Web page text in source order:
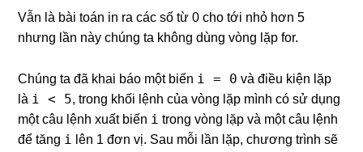
Vẫn là bài toán in ra các số từ 0 cho tới nhỏ hơn 5
nhưng lần này chúng ta không dùng vòng lặp for.
Chúng ta đã khai báo một biến i = 0 và điều kiện lặp
là i < 5, trong khối lệnh của vòng lặp mình có sử dụng
một câu lệnh xuất biến i trong vòng lặp và một câu lệnh
để tăng i lên 1 đơn vị. Sau mỗi lần lặp, chương trình sẽ